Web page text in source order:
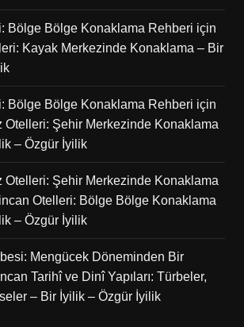
Bölge Bölge Konaklama Rehberi için
Kayak Merkezinde Konaklama – Bir
Bölge Bölge Konaklama Rehberi için
Otelleri: Şehir Merkezinde Konaklama
– Özgür İyilik
Otelleri: Şehir Merkezinde Konaklama
Otelleri: Bölge Bölge Konaklama
– Özgür İyilik
Mengücek Döneminden Bir
Tarihî ve Dinî Yapıları: Türbeler,
– Bir İyilik – Özgür İyilik